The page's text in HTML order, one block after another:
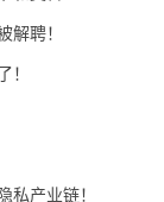
解聘！
！
私产业链！